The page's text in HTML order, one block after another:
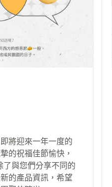
將迎來一年一度的
的祝福佳節愉快，
了與您們分享不同的
的產品資訊，希望